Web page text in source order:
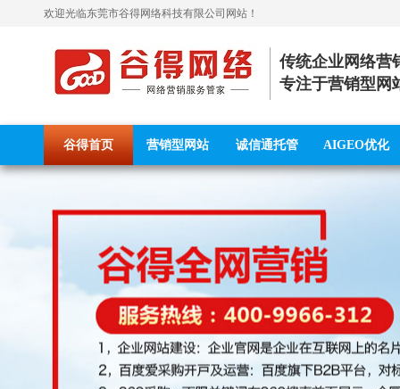
欢迎光临东莞市谷得网络科技有限公司 网站！
传统企业网络营
专注于营销型网
谷得首页 营销型网站 诚信通托管 AIGEO优化